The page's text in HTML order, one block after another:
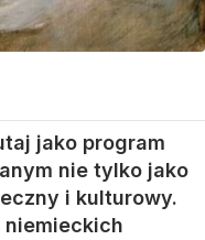
jako program
nie tylko jako
i kulturowy.
niemieckich